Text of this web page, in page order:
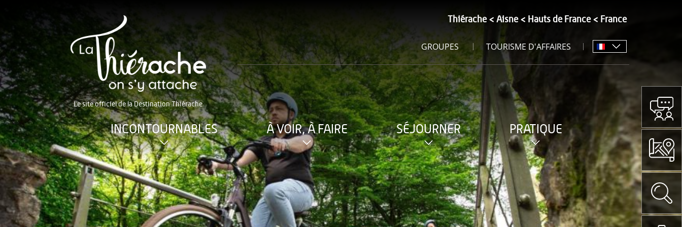
Le site officiel de la Destination Thiérache
Thiérache Aisne Hauts de France France
GROUPES TOURISME D'AFFAIRES
INCONTOURNABLES À VOIR, À FAIRE SÉJOURNER PRATIQUE